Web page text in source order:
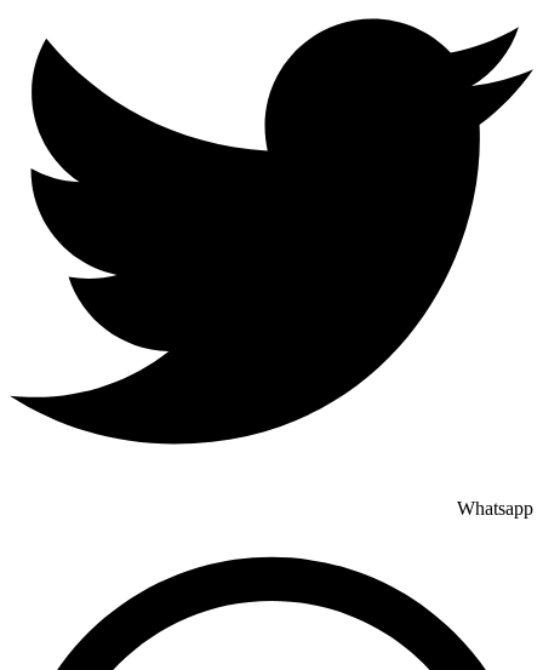
Whatsapp